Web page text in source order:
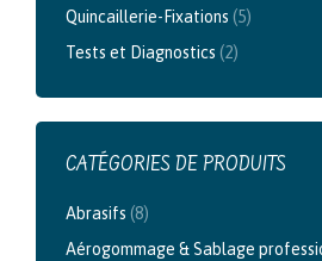
Quincaillerie-Fixations (5)
Tests et Diagnostics (2)
CATÉGORIES DE PRODUITS
Abrasifs (8)
Aérogommage & Sablage